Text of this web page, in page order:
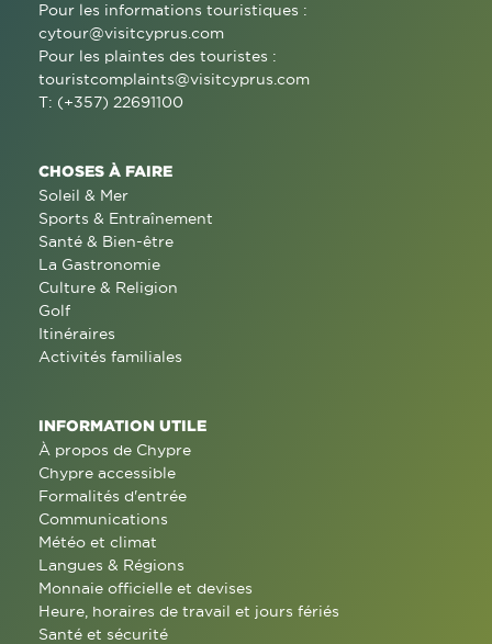
Pour les informations touristiques :
cytour@visitcyprus.com
Pour les plaintes des touristes :
touristcomplaints@visitcyprus.com
T: (+357) 22691100
CHOSES À FAIRE
Soleil & Mer
Sports & Entraînement
Santé & Bien-être
La Gastronomie
Culture & Religion
Golf
Itinéraires
Activités familiales
INFORMATION UTILE
À propos de Chypre
Chypre accessible
Formalités d'entrée
Communications
Météo et climat
Langues & Régions
Monnaie officielle et devises
Heure, horaires de travail et jours fériés
Santé et sécurité